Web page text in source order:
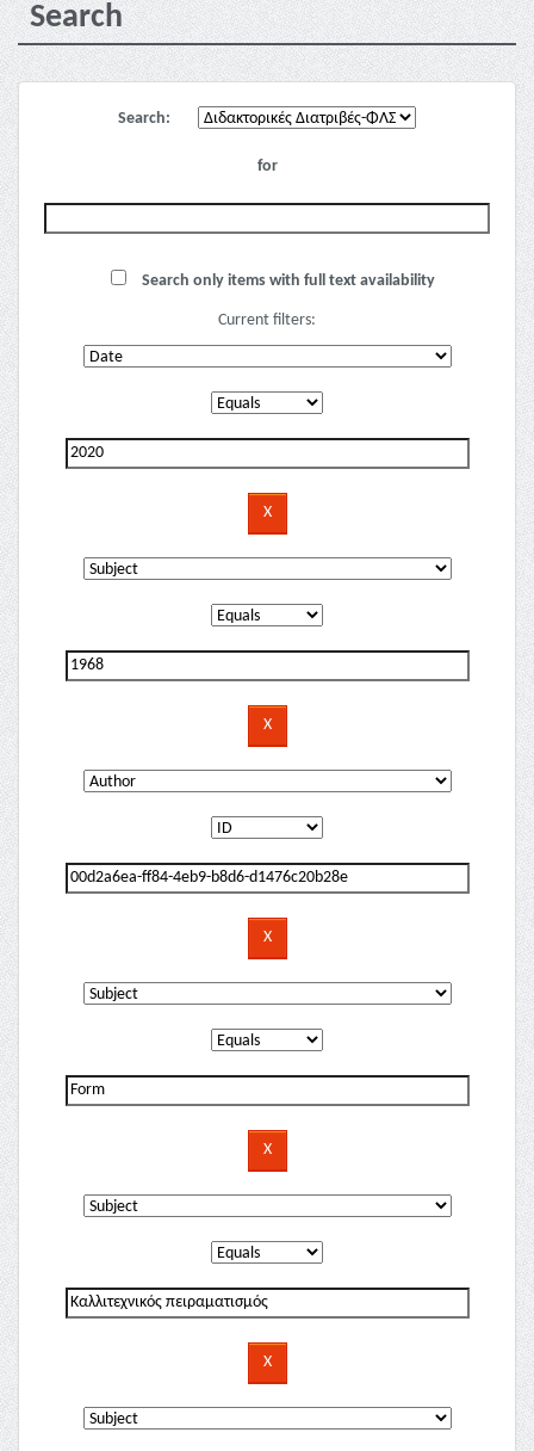
Search
Search:
for
Search only items with full text availability
Current filters: